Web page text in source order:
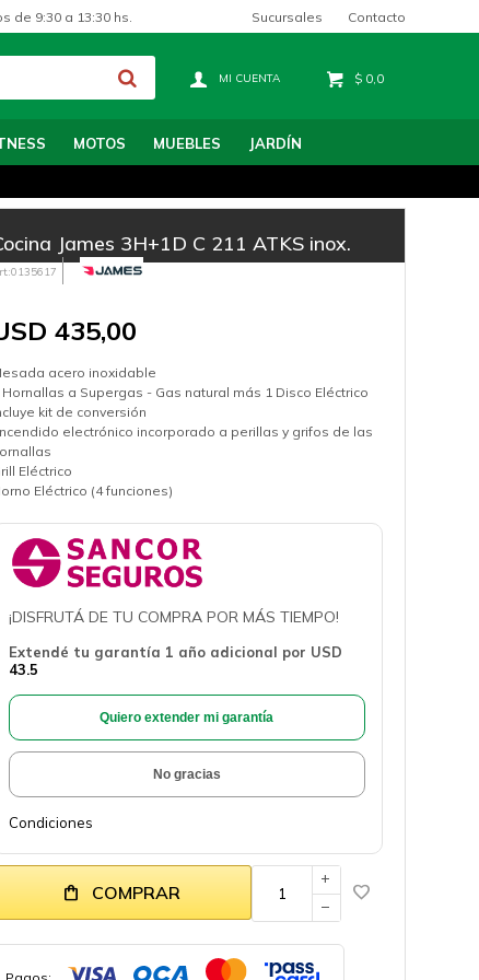
MOTOS MUEBLES JARDÍN
$ 0,0
de 9:30 a 13:30 hs. Sucursales Contacto
James 3H+1D C 211 ATKS inox.
0135617
435,00
acero inoxidable
Hornallas a Supergas - Gas natural más 1 Disco Eléctrico
kit de conversión
electrónico incorporado a perillas y grifos de las
Eléctrico
Eléctrico (4 funciones)
¡DISFRUTÁ DE TU COMPRA POR MÁS TIEMPO!
Extendé tu garantía 1 año adicional por USD
43.5
Quiero extender mi garantía
No gracias
Condiciones
COMPRAR
add
remove